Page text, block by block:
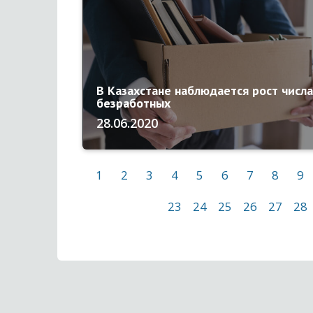
В Казахстане наблюдается рост числа
безработных
28.06.2020
1 2 3 4 5 6 7 8
9
23
24 25 26 27 28